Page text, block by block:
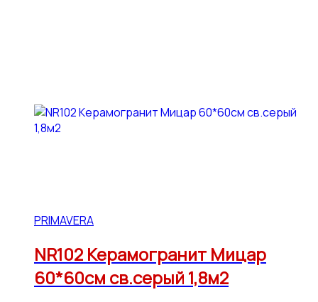
PRIMAVERA
NR102 Керамогранит Мицар
60*60см св.серый 1,8м2